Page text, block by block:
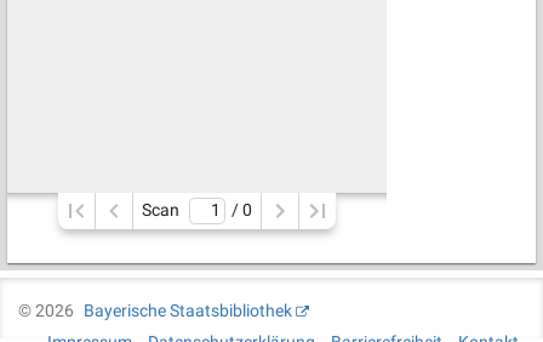
Scan / 0
©2026
Bayerische Staatsbibliothek